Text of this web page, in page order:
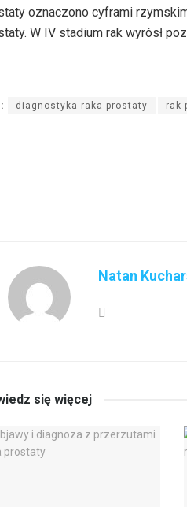
oznaczono cyframi
W IV stadium rak wyrósł
diagnostyka raka prostaty rak
Natan
się więcej